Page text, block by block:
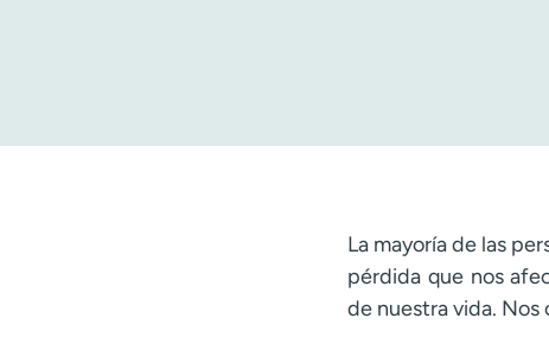
La mayoría de las
pérdida que nos
de nuestra vida.